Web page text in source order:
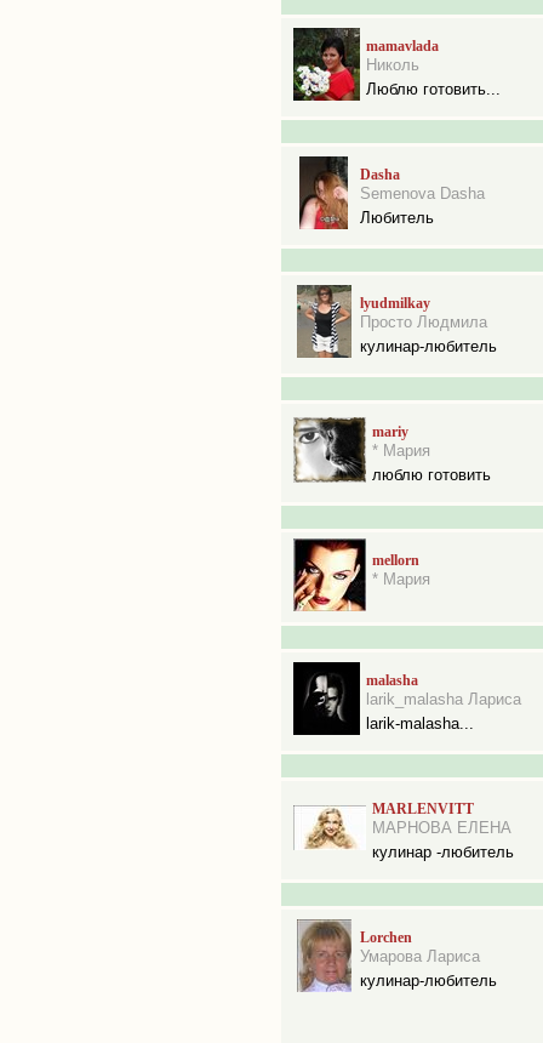
mamavlada
Николь
Люблю готовить...
Dasha
Semenova Dasha
Любитель
lyudmilkay
Просто Людмила
кулинар-любитель
mariy
* Мария
люблю готовить
mellorn
* Мария
malasha
larik_malasha Лариса
larik-malasha...
MARLENVITT
МАРНОВА ЕЛЕНА
кулинар -любитель
Lorchen
Умарова Лариса
кулинар-любитель